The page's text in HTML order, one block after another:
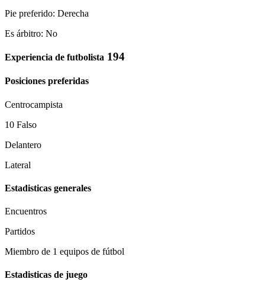
Pie preferido: Derecha
Es árbitro: No
Experiencia de futbolista 194
Posiciones preferidas
Centrocampista
10 Falso
Delantero
Lateral
Estadisticas generales
Encuentros
Partidos
Miembro de 1 equipos de fútbol
Estadisticas de juego